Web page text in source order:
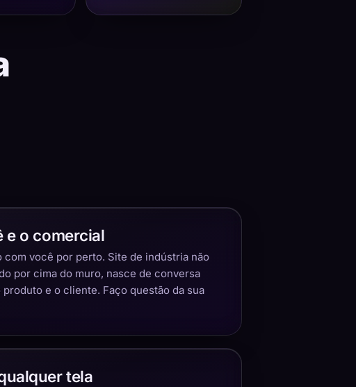
e o comercial
com você por perto. Site de indústria não
por cima do muro, nasce de conversa
e o cliente. Faço questão da sua
tela